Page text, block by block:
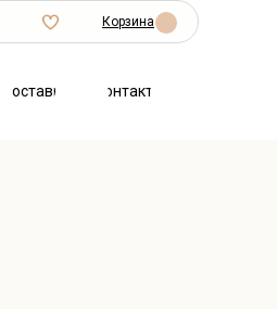
Корзина
Доставка Контакты